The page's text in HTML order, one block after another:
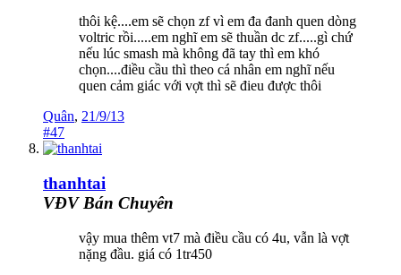
thôi kệ....em sẽ chọn zf vì em đa đanh quen dòng
voltric rồi.....em nghĩ em sẽ thuần dc zf.....gì chứ
nếu lúc smash mà không đã tay thì em khó
chọn....điều cầu thì theo cá nhân em nghĩ nếu
quen cảm giác với vợt thì sẽ đieu được thôi
Quân, 21/9/13
#47
thanhtai
VĐV Bán Chuyên
vậy mua thêm vt7 mà điều cầu có 4u, vẫn là vợt
nặng đầu. giá có 1tr450